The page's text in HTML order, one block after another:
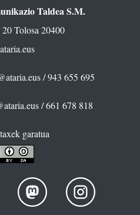
Taldea S.M.
20 Tolosa 20400
/ 943 655 695
/ 661 678 818
garatua